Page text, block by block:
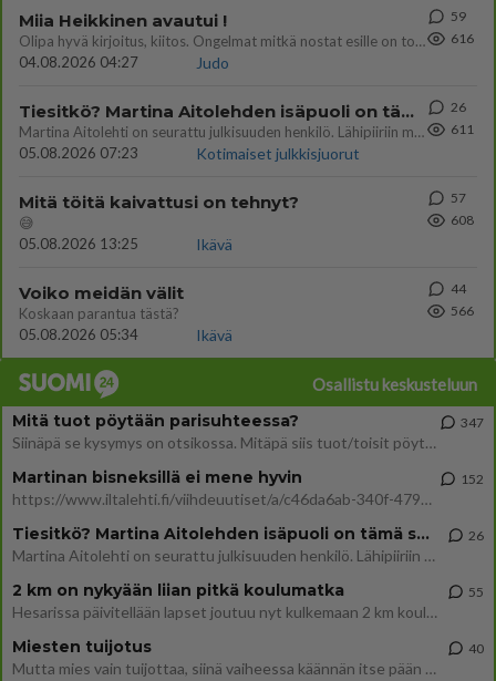
Miia Heikkinen avautui !
Olipa hyvä kirjoitus, kiitos. Ongelmat mitkä nostat esille on todellisia ja tämä ylimielisyys totta ja se näkyy kaikessa
04.08.2026 04:27
Judo
59
616
Tiesitkö? Martina Aitolehden isäpuoli on tämä suosittu laulaja
Martina Aitolehti on seurattu julkisuuden henkilö. Lähipiiriin mahtuu muitakin tunnettuja henkilöitä. Tiesitkö, että Ma
05.08.2026 07:23
Kotimaiset julkkisjuorut
26
611
Mitä töitä kaivattusi on tehnyt?
😅
05.08.2026 13:25
Ikävä
57
608
Voiko meidän välit
Koskaan parantua tästä?
05.08.2026 05:34
Ikävä
44
566
Osallistu keskusteluun
Mitä tuot pöytään parisuhteessa?
Siinäpä se kysymys on otsikossa. Mitäpä siis tuot/toisit pöytään parisuhteessa? Oletko mies vai nainen? Koetko sen mitä
347
Martinan bisneksillä ei mene hyvin
https://www.iltalehti.fi/viihdeuutiset/a/c46da6ab-340f-4790-aaa7-0865eed2336 Yrityksen konkurssihakemus on tullut kärä
152
Tiesitkö? Martina Aitolehden isäpuoli on tämä suosittu laulaja
Martina Aitolehti on seurattu julkisuuden henkilö. Lähipiiriin mahtuu muitakin tunnettuja henkilöitä. Tiesitkö, että Ma
26
2 km on nykyään liian pitkä koulumatka
Hesarissa päivitellään lapset joutuu nyt kulkemaan 2 km kouluun jösses. Ruostefillarilla tuo matka menee vaikka miten äk
55
Miesten tuijotus
Mutta mies vain tuijottaa, siinä vaiheessa käännän itse pään pois. Mikä juttu? Yleensä jos joku tuijottaa tai katsoo, hä
40